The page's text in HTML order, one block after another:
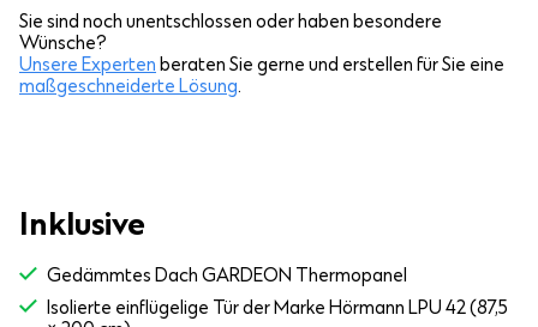
Sie sind noch unentschlossen oder haben besondere
Wünsche?
Unsere Experten beraten Sie gerne und erstellen für Sie eine
maßgeschneiderte Lösung.
Inklusive
Gedämmtes Dach GARDEON Thermopanel
Isolierte einflügelige Tür der Marke Hörmann LPU 42 (87,5